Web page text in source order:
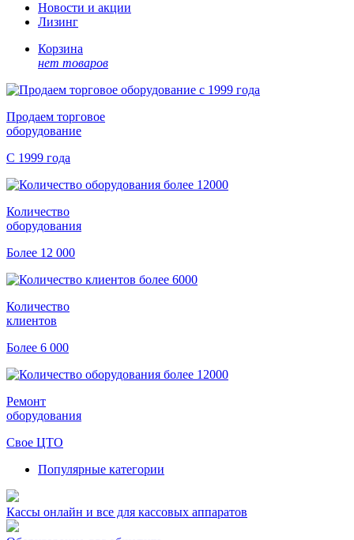
Новости и акции
Лизинг
Корзина
нет товаров
Продаем торговое
оборудование
С 1999 года
Количество
оборудования
Более 12 000
Количество
клиентов
Более 6 000
Ремонт
оборудования
Свое ЦТО
Популярные категории
Кассы онлайн и все для кассовых аппаратов